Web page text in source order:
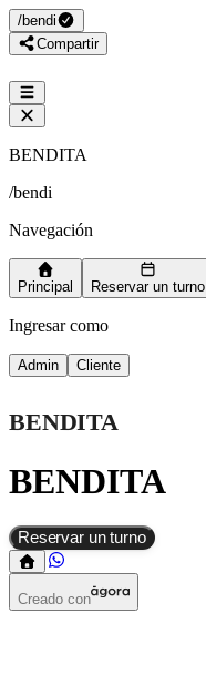
/bendi
Compartir
BENDITA
/bendi
Navegación
Principal Reservar un turno
Ingresar como
Admin Cliente
BENDITA
BENDITA
Reservar un turno
Creado con